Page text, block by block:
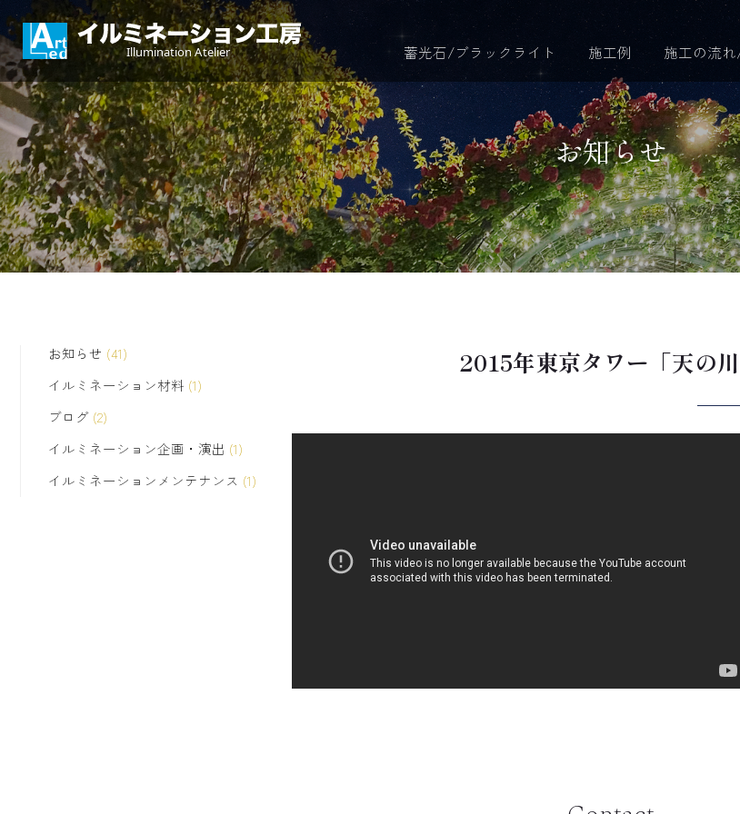
蓄光石/ブラックライト
施工例 施工の流
お知らせ
お知らせ (41)
イルミネーション材料 (1)
ブログ (2)
イルミネーション企画・演出 (1)
イルミネーションメンテナンス (1)
2015年東京タワー「天の